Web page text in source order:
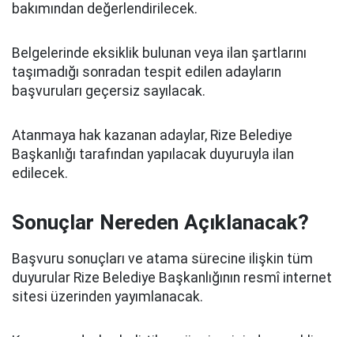
bakımından değerlendirilecek.
Belgelerinde eksiklik bulunan veya ilan şartlarını
taşımadığı sonradan tespit edilen adayların
başvuruları geçersiz sayılacak.
Atanmaya hak kazanan adaylar, Rize Belediye
Başkanlığı tarafından yapılacak duyuruyla ilan
edilecek.
Sonuçlar Nereden Açıklanacak?
Başvuru sonuçları ve atama sürecine ilişkin tüm
duyurular Rize Belediye Başkanlığının resmî internet
sitesi üzerinden yayımlanacak.